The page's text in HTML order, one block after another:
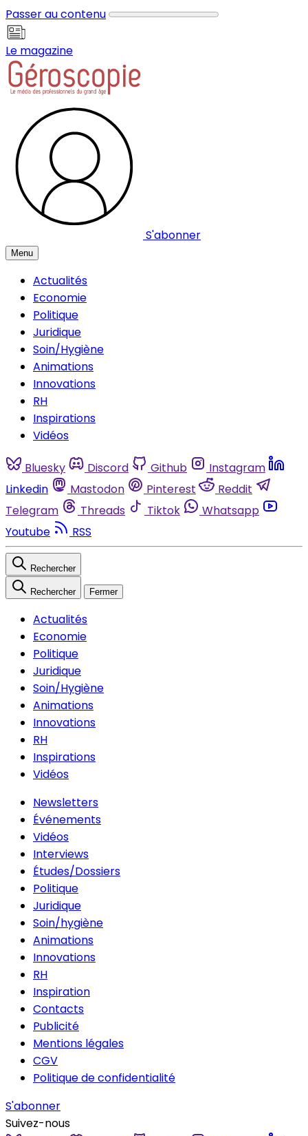
Passer au contenu
Le magazine
S'abonner
Menu
Actualités
Economie
Politique
Juridique
Soin/Hygiène
Animations
Innovations
RH
Inspirations
Vidéos
Bluesky Discord Github
Instagram
Linkedin
Mastodon Pinterest
Reddit
Telegram
Threads Tiktok
Whatsapp
Youtube
RSS
Rechercher
Rechercher Fermer
Actualités
Economie
Politique
Juridique
Soin/Hygiène
Animations
Innovations
RH
Inspirations
Vidéos
Newsletters
Événements
Vidéos
Interviews
Études/Dossiers
Politique
Juridique
Soin/hygiène
Animations
Innovations
RH
Inspiration
Contacts
Publicité
Mentions légales
CGV
Politique de confidentialité
S'abonner
Suivez-nous
Panneau de gestion des cookies